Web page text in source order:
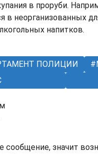
в проруби.
в неорганизованных
напитков.
ПОЛИЦИИ
сообщение, значит